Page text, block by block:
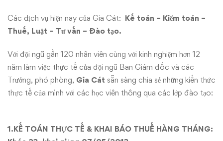
Các dịch vụ hiện nay của Gia Cát: Kế toán – Kiểm toán –
Thuế, Luật – Tư vấn – Đào tạo.
Với đội ngũ gần 120 nhân viên cùng với kinh nghiệm hơn 12
năm làm việc thực tế của đội ngũ Ban Giám đốc và các
Trưởng, phó phòng, Gia Cát sẵn sàng chia sẻ những kiến thức
thực tế của mình với các học viên thông qua các lớp đào tạo:
1.KẾ TOÁN THỰC TẾ & KHAI BÁO THUẾ HÀNG THÁNG: